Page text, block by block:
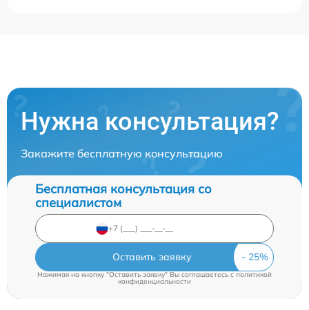
Нужна консультация?
Закажите бесплатную консультацию
Бесплатная консультация со
специалистом
Оставить заявку
Нажимая на кнопку "Оставить заявку" Вы соглашаетесь cполитикой
конфиденциальности